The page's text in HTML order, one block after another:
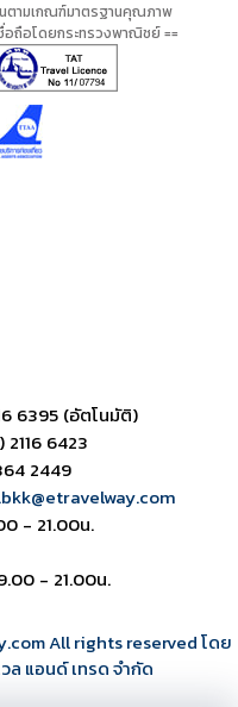
นตามเกณฑ์มาตรฐานคุณภาพ
อถือโดยกระทรวงพาณิชย์ ==
6395 (อัตโนมัติ)
2116 6423
2449
- 21.00น.
- 21.00น.
All rights reserved โดย
วล แอนด์ เทรด จำกัด